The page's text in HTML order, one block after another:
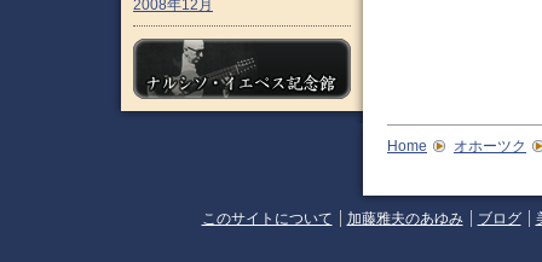
2008年12月
Home オホーツク
このサイトについて 加藤雅夫のあゆみ ブログ